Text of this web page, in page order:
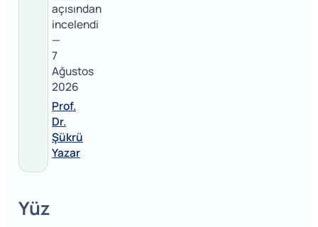
açısından
incelendi
—
7
Ağustos
2026
Prof.
Dr.
Şükrü
Yazar
Yüz